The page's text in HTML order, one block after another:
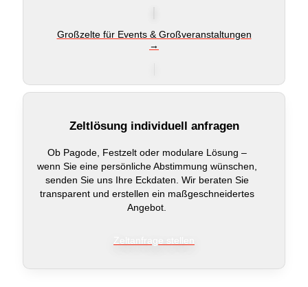
Großzelte für Events & Großveranstaltungen
→
Zeltlösung individuell anfragen
Ob Pagode, Festzelt oder modulare Lösung –
wenn Sie eine persönliche Abstimmung wünschen,
senden Sie uns Ihre Eckdaten. Wir beraten Sie
transparent und erstellen ein maßgeschneidertes
Angebot.
Zeltanfrage stellen